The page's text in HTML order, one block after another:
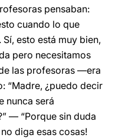
pensaban:
cuando lo que
esto está muy bien,
pero necesitamos
las profesoras ―era
“Madre, ¿puedo decir
nunca será
― “Porque sin duda
diga esas cosas!